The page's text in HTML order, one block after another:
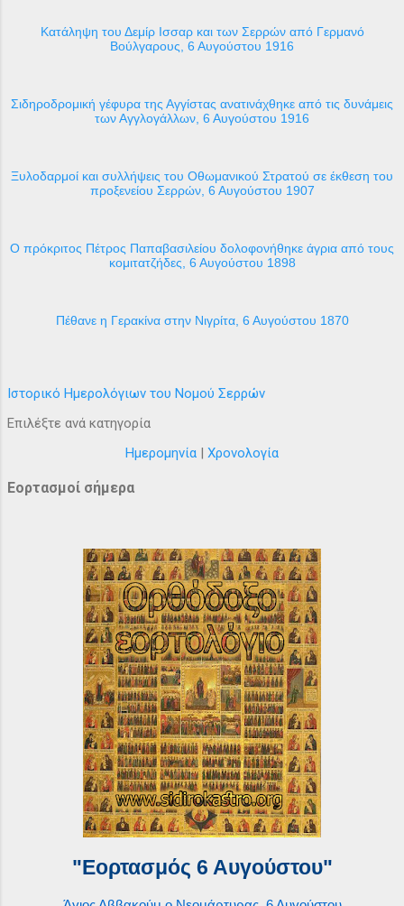
Κατάληψη του Δεμίρ Ισσαρ και των Σερρών από Γερμανό
Βούλγαρους, 6 Αυγούστου 1916
Σιδηροδρομική γέφυρα της Αγγίστας ανατινάχθηκε από τις δυνάμεις
των Αγγλογάλλων, 6 Αυγούστου 1916
Ξυλοδαρμοί και συλλήψεις του Οθωμανικού Στρατού σε έκθεση του
προξενείου Σερρών, 6 Αυγούστου 1907
Ο πρόκριτος Πέτρος Παπαβασιλείου δολοφονήθηκε άγρια από τους
κομιτατζήδες, 6 Αυγούστου 1898
Πέθανε η Γερακίνα στην Νιγρίτα, 6 Αυγούστου 1870
Ιστορικό Ημερολόγιων του Νομού Σερρών
Επιλέξτε ανά κατηγορία
Ημερομηνία | Χρονολογία
Εορτασμοί σήμερα
"Εορτασμός 6 Αυγούστου"